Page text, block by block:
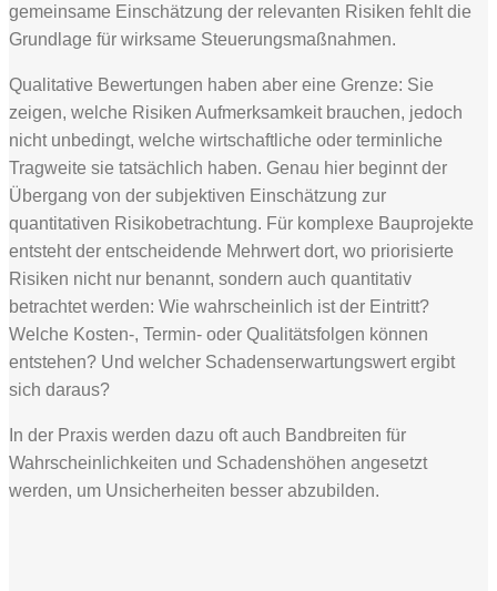
gemeinsame Einschätzung der relevanten Risiken fehlt die
Grundlage für wirksame Steuerungsmaßnahmen.
Qualitative Bewertungen haben aber eine Grenze: Sie
zeigen, welche Risiken Aufmerksamkeit brauchen, jedoch
nicht unbedingt, welche wirtschaftliche oder terminliche
Tragweite sie tatsächlich haben. Genau hier beginnt der
Übergang von der subjektiven Einschätzung zur
quantitativen Risikobetrachtung. Für komplexe Bauprojekte
entsteht der entscheidende Mehrwert dort, wo priorisierte
Risiken nicht nur benannt, sondern auch quantitativ
betrachtet werden: Wie wahrscheinlich ist der Eintritt?
Welche Kosten-, Termin- oder Qualitätsfolgen können
entstehen? Und welcher Schadenserwartungswert ergibt
sich daraus?
In der Praxis werden dazu oft auch Bandbreiten für
Wahrscheinlichkeiten und Schadenshöhen angesetzt
werden, um Unsicherheiten besser abzubilden.